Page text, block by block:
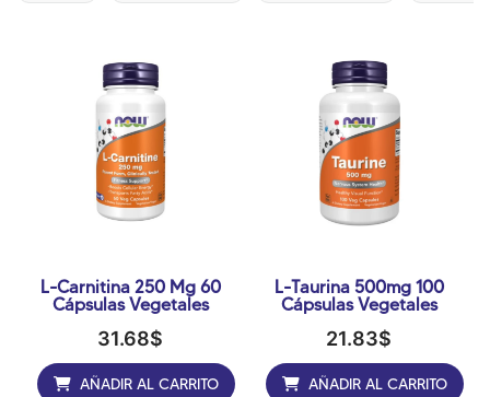
L-Carnitina 250 Mg 60
Cápsulas Vegetales
31.68$
AÑADIR AL CARRITO
L-Taurina 500mg 100
Cápsulas Vegetales
21.83$
AÑADIR AL CARRITO